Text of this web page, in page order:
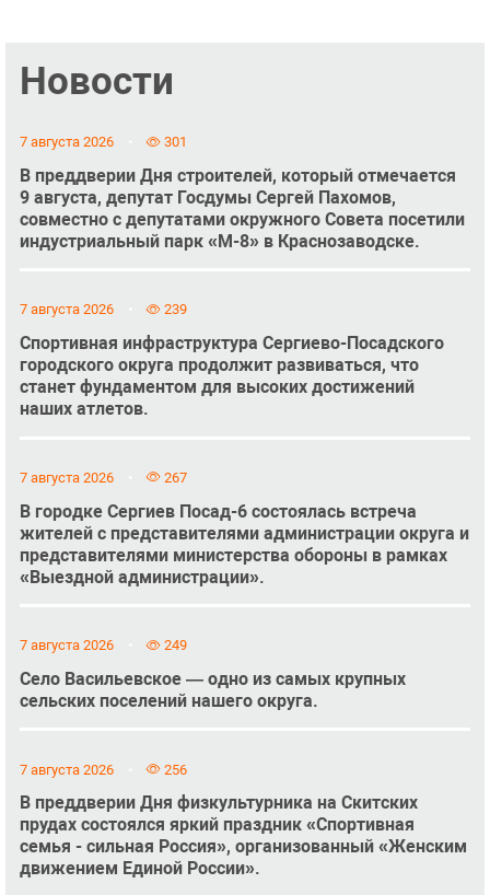
Новости
7 августа 2026 301
В преддверии Дня строителей, который отмечается
9 августа, депутат Госдумы Сергей Пахомов,
совместно с депутатами окружного Совета посетили
индустриальный парк «М-8» в Краснозаводске.
7 августа 2026 239
Спортивная инфраструктура Сергиево-Посадского
городского округа продолжит развиваться, что
станет фундаментом для высоких достижений
наших атлетов.
7 августа 2026 267
В городке Сергиев Посад-6 состоялась встреча
жителей с представителями администрации округа и
представителями министерства обороны в рамках
«Выездной администрации».
7 августа 2026 249
Село Васильевское — одно из самых крупных
сельских поселений нашего округа.
7 августа 2026 256
В преддверии Дня физкультурника на Скитских
прудах состоялся яркий праздник «Спортивная
семья - сильная Россия», организованный «Женским
движением Единой России».